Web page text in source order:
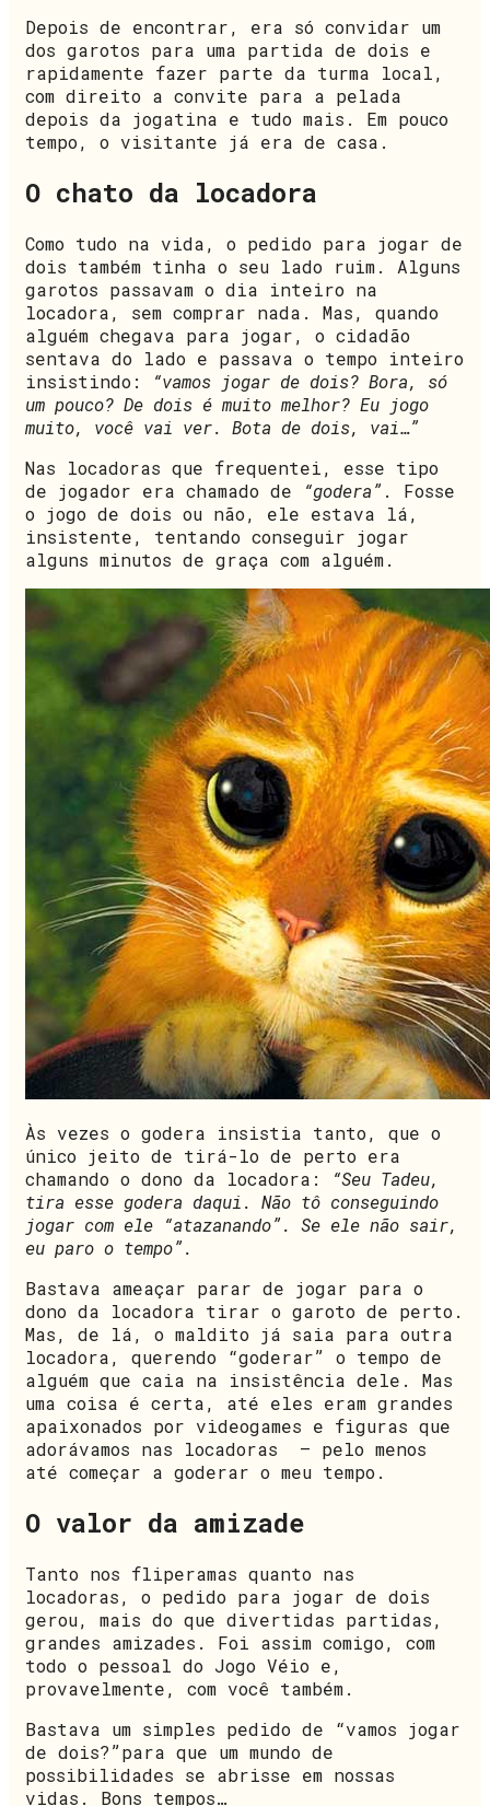
Depois de encontrar, era só convidar um
dos garotos para uma partida de dois e
rapidamente fazer parte da turma local,
com direito a convite para a pelada
depois da jogatina e tudo mais. Em pouco
tempo, o visitante já era de casa.
O chato da locadora
Como tudo na vida, o pedido para jogar de
dois também tinha o seu lado ruim. Alguns
garotos passavam o dia inteiro na
locadora, sem comprar nada. Mas, quando
alguém chegava para jogar, o cidadão
sentava do lado e passava o tempo inteiro
insistindo:
“vamos jogar de dois? Bora, só
um pouco? De dois é muito melhor? Eu jogo
muito, você vai ver. Bota de dois, vai…”
Nas locadoras que frequentei, esse tipo
de jogador era chamado de
“godera” . Fosse
o jogo de dois ou não, ele estava lá,
insistente, tentando conseguir jogar
alguns minutos de graça com alguém.
Às vezes o godera insistia tanto, que o
único jeito de tirá-lo de perto era
chamando o dono da locadora:
“Seu Tadeu,
tira esse godera daqui. Não tô conseguindo
jogar com ele “atazanando”. Se ele não sair,
eu paro o tempo”.
Bastava ameaçar parar de jogar para o
dono da locadora tirar o garoto de perto.
Mas, de lá, o maldito já saia para outra
locadora, querendo “goderar” o tempo de
alguém que caia na insistência dele. Mas
uma coisa é certa, até eles eram grandes
apaixonados por videogames e figuras que
adorávamos nas locadoras – pelo menos
até começar a goderar o meu tempo.
O valor da amizade
Tanto nos fliperamas quanto nas
locadoras, o pedido para jogar de dois
gerou, mais do que divertidas partidas,
grandes amizades. Foi assim comigo, com
todo o pessoal do Jogo Véio e,
provavelmente, com você também.
Bastava um simples pedido de “vamos jogar
de dois?”para que um mundo de
possibilidades se abrisse em nossas
vidas. Bons tempos…